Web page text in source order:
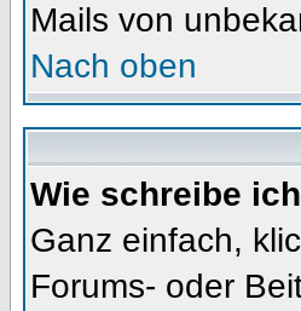
Mails von
Nach oben
Wie schreibe
Ganz einfach,
Forums- oder